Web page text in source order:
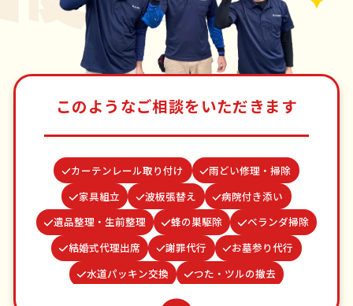
このようなご相談をいただきます
カーテンレール取り付け
雨どい修理・掃除
家具組立
波板張替え
病院付き添い
遺品整理・生前整理
蜂の巣駆除
ベランダ掃除
結婚式代理出席
謝罪代行
お墓参り代行
水道パッキン交換
つた・ツルの撤去
クモの駆除